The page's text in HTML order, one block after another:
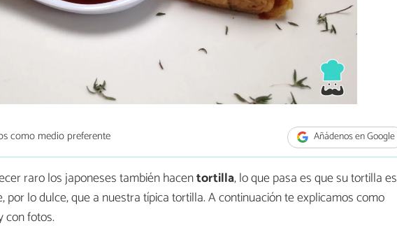
como medio preferente Añádenos en Google
raro los japoneses también hacentortilla, lo que pasa es que su tortilla es
por lo dulce, que a nuestra típica tortilla. A continuación te explicamos como
con fotos.